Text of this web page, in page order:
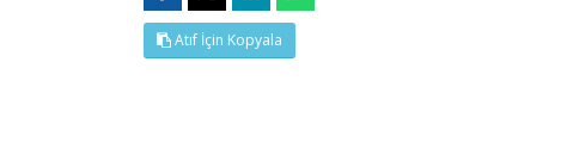
Atıf İçin Kopyala